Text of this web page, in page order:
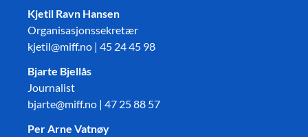
Kjetil Ravn Hansen
Organisasjonssekretær
kjetil@miff.no | 45 24 45 98
Bjarte Bjellås
Journalist
bjarte@miff.no | 47 25 88 57
Per Arne Vatnøy